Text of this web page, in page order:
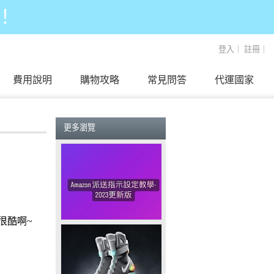
登入 註冊
代運國家
常見問答
購物攻略
費用說明
更多瀏覽
酷啊~